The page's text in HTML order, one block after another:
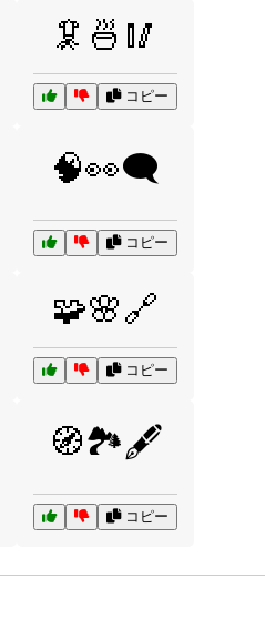
🦑🍜🥢
コピー
🧠👀🗨️
コピー
🧩🌸🔗
コピー
🧭🏞️🖋️
コピー